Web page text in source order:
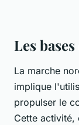
Les
La marche
implique
propulser le
Cette activité,